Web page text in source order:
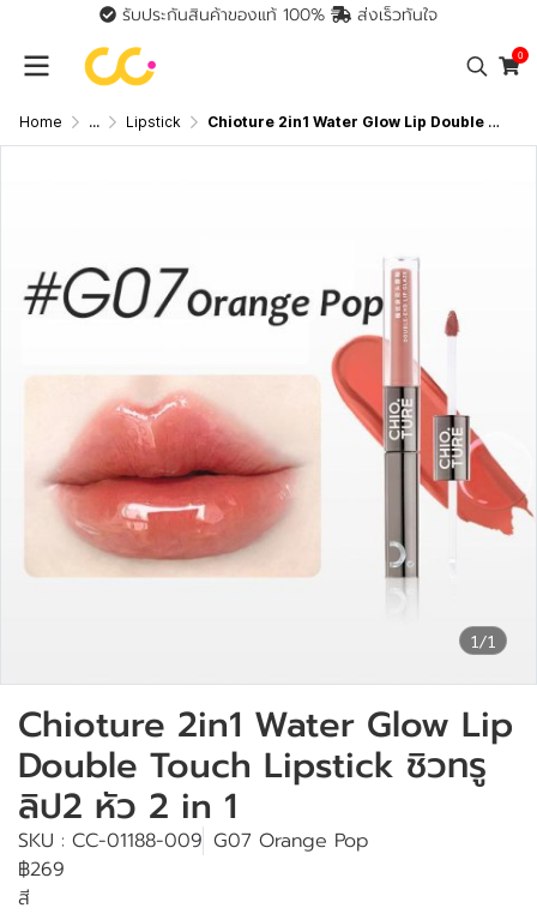
รับประกันสินค้าของแท้ 100% ส่งเร็วทันใจ
0
Home ... Lipstick Chioture 2in1 Water Glow Lip Double Touch Lipstick ชิวทรู ลิป2 หัว 2 in 1
1/1
Chioture 2in1 Water Glow Lip
Double Touch Lipstick ชิวทรู
ลิป2 หัว 2 in 1
SKU : CC-01188-009 G07 Orange Pop
฿269
สี